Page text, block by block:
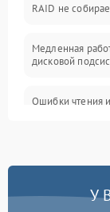
Контроллеры
RAID не
Медленная
дисковой
Ошибки чтения
У